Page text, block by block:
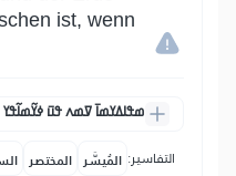
ist, wenn
ߘߟߊߡߌߘߊ߫ ߜߘߍ ߟߎ߫ ߦߌ߬ߘߊ߬ߟߌ
التفاسير: المُيسَّر المختصر